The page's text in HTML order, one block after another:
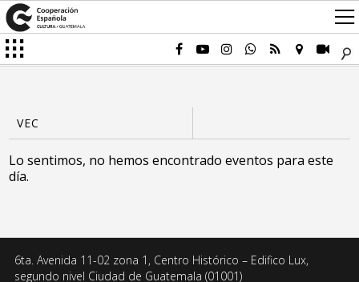
Lo sentimos, no hemos encontrado eventos para este
día.
6ta. Avenida 11-02 zona 1, Centro Histórico – Edifico Lux,
segundo nivel Ciudad de Guatemala (01001)